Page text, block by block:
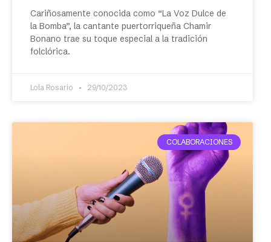
Cariñosamente conocida como “La Voz Dulce de
la Bomba”, la cantante puertorriqueña Chamir
Bonano trae su toque especial a la tradición
folclórica.
Lola Rosario 29/10/2023
COLABORACIONES